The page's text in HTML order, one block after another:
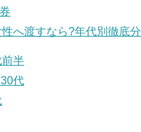
へ渡すなら?年代別徹底分
半
代